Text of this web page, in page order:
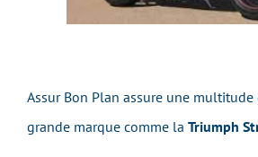
Assur Bon Plan assure une
grande marque comme la Triumph